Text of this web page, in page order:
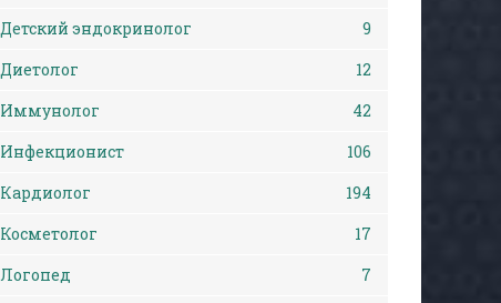
Детский эндокринолог
9
Диетолог
12
Иммунолог
42
Инфекционист
106
Кардиолог
194
Косметолог
17
Логопед
7